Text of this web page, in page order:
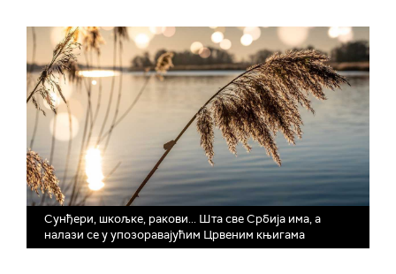
Сунђери, шкољке, ракови... Шта све Србија има, а
налази се у упозоравајућим Црвеним књигама